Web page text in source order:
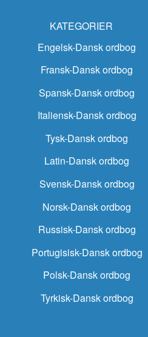
KATEGORIER
Engelsk-Dansk ordbog
Fransk-Dansk ordbog
Spansk-Dansk ordbog
Italiensk-Dansk ordbog
Tysk-Dansk ordbog
Latin-Dansk ordbog
Svensk-Dansk ordbog
Norsk-Dansk ordbog
Russisk-Dansk ordbog
Portugisisk-Dansk ordbog
Polsk-Dansk ordbog
Tyrkisk-Dansk ordbog